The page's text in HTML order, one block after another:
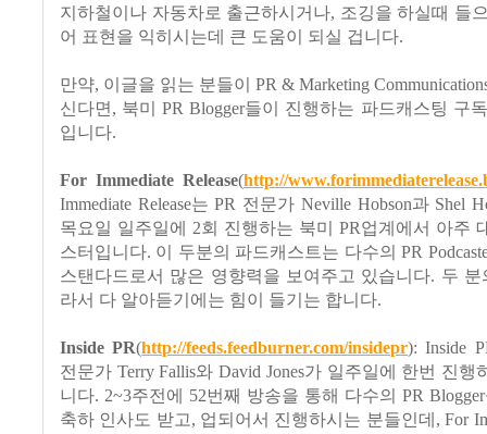
지하철이나 자동차로 출근하시거나, 조깅을 하실때 들
어 표현을 익히시는데 큰 도움이 되실 겁니다.
만약, 이글을 읽는 분들이 PR & Marketing
신다면, 북미 PR Blogger들이 진행하는 파드캐스팅 구
입니다.
For Immediate Release(http://
Immediate Release는 PR 전문가 Neville Hobson과 Shel
목요일 일주일에 2회 진행하는 북미 PR업계에서 아주
스터입니다. 이 두분의 파드캐스트는 다수의 PR
스탠다드로서 많은 영향력을 보여주고 있습니다. 두
라서 다 알아듣기에는 힘이 들기는 합니다.
Inside PR(http://feeds.feedburner.com/insidepr): Inside
전문가 Terry Fallis와 David Jones가 일주일에 한번 진행
니다. 2~3주전에 52번째 방송을 통해 다수의 PR
축하 인사도 받고, 업되어서 진행하시는 분들인데, For